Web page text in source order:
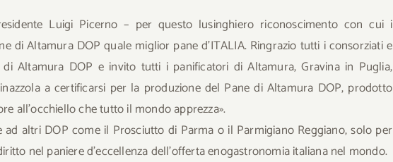
Luigi Picerno – per questo lusinghiero riconoscimento con cui i
di Altamura DOP quale miglior pane d’ITALIA. Ringrazio tutti i consorziati e
Altamura DOP e invito tutti i panificatori di Altamura, Gravina in Puglia,
a certificarsi per la produzione del Pane di Altamura DOP, prodotto
all’occhiello che tutto il mondo apprezza».
altri DOP come il Prosciutto di Parma o il Parmigiano Reggiano, solo per
nel paniere d’eccellenza dell’offerta enogastronomia italiana nel mondo.